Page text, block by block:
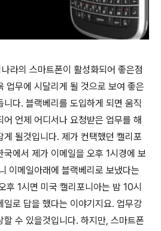
라의 스마트폰이 활성화되어 좋은점
업무에 시달리게 될 것으로 보여 좋은
다. 블랙베리를 도입하게 되면 움직
언제 어디서나 요청받은 업무를 해
게 될것입니다. 제가 컨택했던 캘리포
에서 제가 이메일을 오후 1시경에 보
이메일아래에 블랙베리로 보냈다는
후 1시면 미국 캘리포니아는 밤 10시
일로 답을 했다는 이야기지요. 업무강
수 있을것입니다. 하지만, 스마트폰